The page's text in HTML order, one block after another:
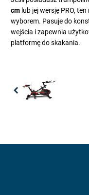
cm lub jej wersję PRO,
wyborem. Pasuje do
wejścia i zapewnia
platformę do skakania.